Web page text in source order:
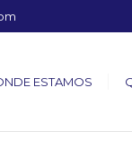
ESTAMOS